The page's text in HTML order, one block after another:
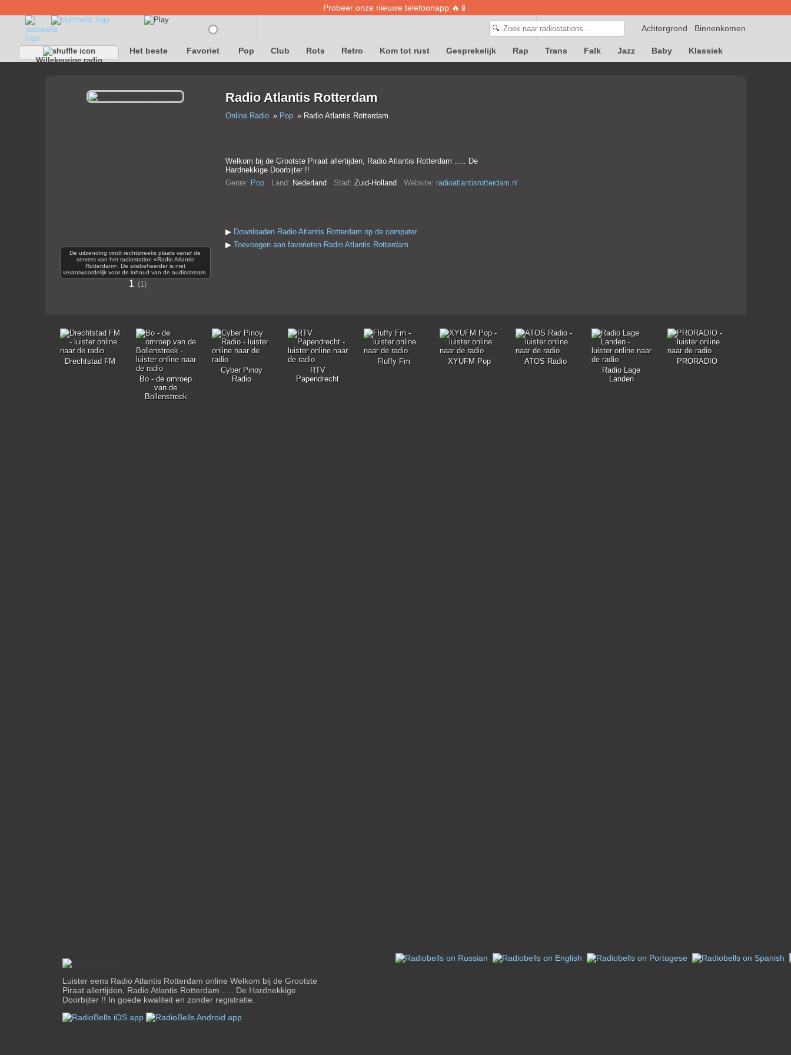
Probeer onze nieuwe telefoonapp 🔥📱
Binnenkomen
Achtergrond
🔍
Willekeurige radio
Het beste Favoriet Pop Club Rots Retro Kom tot rust Gesprekelijk Rap Trans Falk Jazz Baby Klassiek
De uitzending vindt rechtstreeks plaats vanaf de
servers van het radiostation «Radio Atlantis
Rotterdam». De sitebeheerder is niet
verantwoordelijk voor de inhoud van de audiostream.
1 1
Radio Atlantis Rotterdam
Online Radio Pop Radio Atlantis Rotterdam
Welkom bij de Grootste Piraat allertijden, Radio Atlantis Rotterdam ..... De
Hardnekkige Doorbijter !!
Genre: Pop Land: Nederland Stad: Zuid-Holland Website: radioatlantisrotterdam.nl
▶ Downloaden Radio Atlantis Rotterdam op de computer
▶ Toevoegen aan favorieten Radio Atlantis Rotterdam
Drechtstad FM
Bo - de omroep
van de
Bollenstreek
Cyber Pinoy
Radio
RTV
Papendrecht
Fluffy Fm XYUFM Pop
ATOS Radio
Radio Lage
Landen
PRORADIO
Luister eens Radio Atlantis Rotterdam online Welkom bij de Grootste
Piraat allertijden, Radio Atlantis Rotterdam ..... De Hardnekkige
Doorbijter !! In goede kwaliteit en zonder registratie.